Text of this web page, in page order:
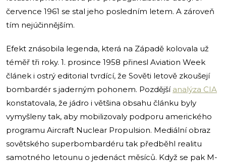
července 1961 se stal jeho posledním letem. A zároveň
tím nejúčinnějším.
Efekt znásobila legenda, která na Západě kolovala už
téměř tři roky. 1. prosince 1958 přinesl Aviation Week
článek i ostrý editorial tvrdící, že Sověti letově zkoušejí
bombardér s jaderným pohonem. Pozdější analýza CIA
konstatovala, že jádro i většina obsahu článku byly
vymyšleny tak, aby mobilizovaly podporu amerického
programu Aircraft Nuclear Propulsion. Mediální obraz
sovětského superbombardéru tak předběhl realitu
samotného letounu o jedenáct měsíců. Když se pak M-